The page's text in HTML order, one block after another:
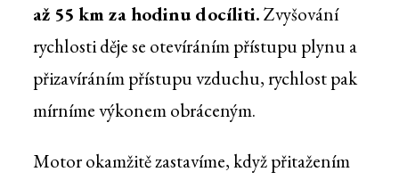
až 55 km za hodinu docíliti.Zvyšování
rychlosti děje se otevíráním přístupu plynu a
přizavíráním přístupu vzduchu, rychlost pak
mírníme výkonem obráceným.
Motor okamžitě zastavíme, když přitažením